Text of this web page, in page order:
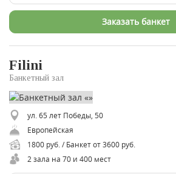
Заказать банкет
Filini
Банкетный зал
ул. 65 лет Победы, 50
Европейская
1800 руб. / Банкет от 3600 руб.
2 зала на 70 и 400 мест